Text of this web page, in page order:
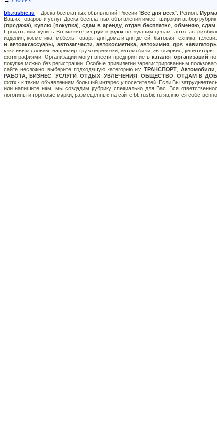
bb.rusbic.ru – Доска бесплатных объявлений России "Все для всех". Регион:
Ваших товаров и услуг. Доска бесплатных объявлений имеет широкий выбор
(продажа), куплю (покупка), сдам в аренду отдам бесплатно обменяю сдам
Продать или купить Вы можете из рук в руки по лучшим ценам: авто:
изделия, косметика, мебель, товары для дома и для детей, бытовая техника:
и автоаксессуары, автозапчасти, автокосметика, автохимия, gps
ключевым словам, например: грузоперевозки, автомобили, автосервис,
фотографиями. Организации могут внести предприятие в каталог организаций по
покупке можно без регистрации. Особые привилегии зарегистрированным
сайте несложно: выберите подходящую категорию из:ТРАНСПОРТ Автомобили
РАБОТА ,БИЗНЕС УСЛУГИ,ОТДЫХ ,УВЛЕЧЕНИЯ ОБЩЕСТВО ,ОТДАМ В
фото - к таким объявлениям больший интерес у посетителей. Если Вы
или напишите нам, мы создадим рубрику специально для Вас. Вся
логотипы и торговые марки, размещенные на сайте bb.rusbic.ru являются